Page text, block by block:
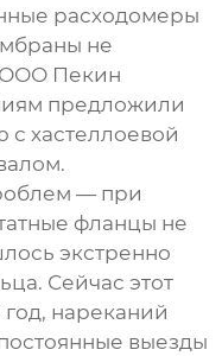
расходомеры
не
ООО Пекин
предложили
хастеллоевой
— при
фланцы не
экстренно
Сейчас этот
год, нареканий
выезды